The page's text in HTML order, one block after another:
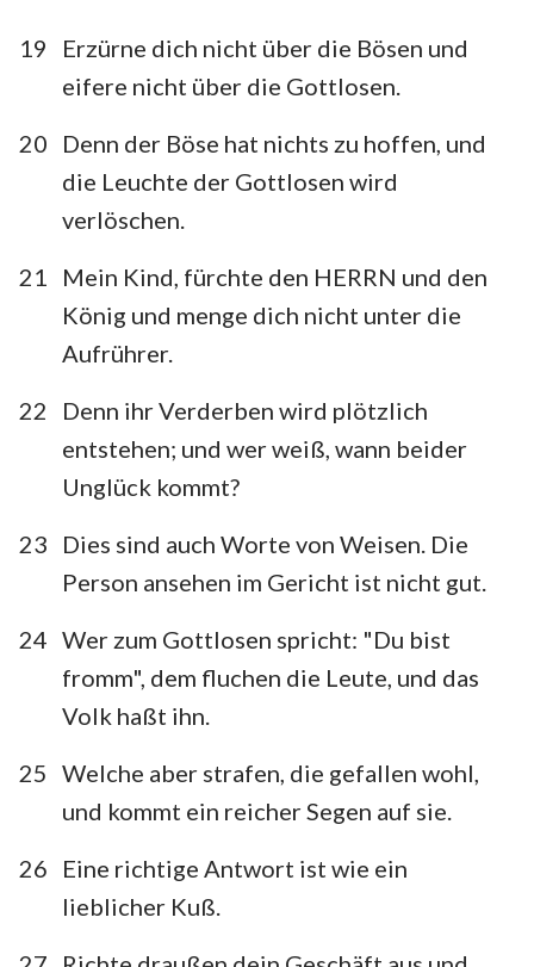
1 2 3 4 5 6
8
9 10 11 12 13
14
15
16 17 18 19 20
29
30 31
19
Erzürne dich nicht über die Bösen und
eifere nicht über die Gottlosen.
20
Denn der Böse hat nichts zu hoffen, und
die Leuchte der Gottlosen wird
verlöschen.
21
Mein Kind, fürchte den HERRN und den
König und menge dich nicht unter die
Aufrührer.
22
Denn ihr Verderben wird plötzlich
entstehen; und wer weiß, wann beider
Unglück kommt?
23
Dies sind auch Worte von Weisen. Die
Person ansehen im Gericht ist nicht gut.
24 Wer zum Gottlosen spricht: "Du bist
fromm", dem fluchen die Leute, und das
Volk haßt ihn.
25 Welche aber strafen, die gefallen wohl,
und kommt ein reicher Segen auf sie.
26
Eine richtige Antwort ist wie ein
lieblicher Kuß.